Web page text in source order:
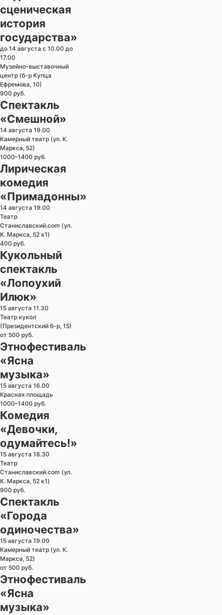
сценическая
история
государства»
до 14 августа с 10.00 до
17.00
Музейно-выставочный
центр (б-р Купца
Ефремова, 10)
900 руб.
Спектакль
«Смешной»
14 августа 19.00
Камерный театр (ул. К.
Маркса, 52)
1000–1400 руб.
Лирическая
комедия
«Примадонны»
14 августа 19.00
Театр
Станиславский.com (ул.
К. Маркса, 52 к1)
400 руб.
Кукольный
спектакль
«Лопоухий
Илюк»
15 августа 11.30
Театр кукол
(Президентский б-р, 15)
от 500 руб.
Этнофестиваль
«Ясна
музыка»
15 августа 16.00
Красная площадь
1000–1400 руб.
Комедия
«Девочки,
одумайтесь!»
15 августа 18.30
Театр
Станиславский.com (ул.
К. Маркса, 52 к1)
900 руб.
Спектакль
«Города
одиночества»
15 августа 19.00
Камерный театр (ул. К.
Маркса, 52)
от 500 руб.
Этнофестиваль
«Ясна
музыка»